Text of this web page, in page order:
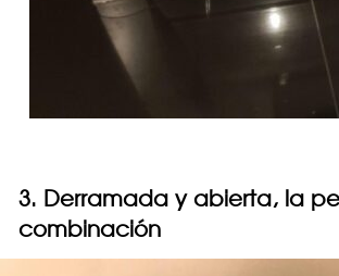
3. Derramada y abierta, la
combinación